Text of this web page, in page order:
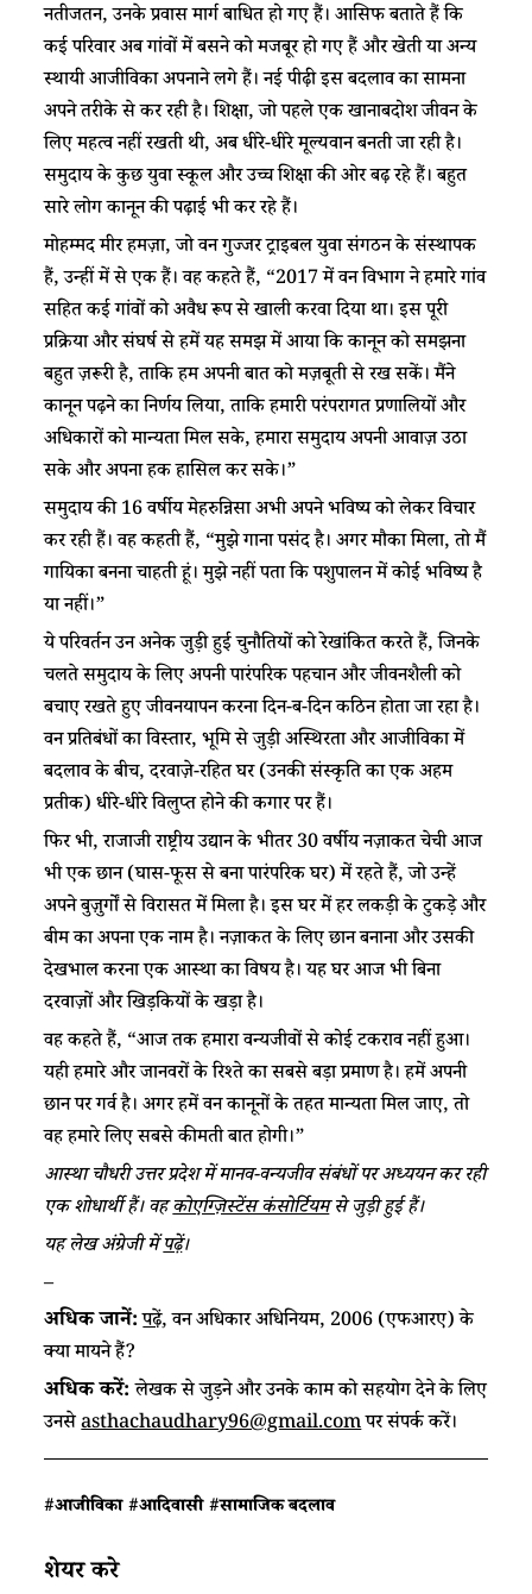
नतीजतन, उनके प्रवास मार्ग बाधित हो गए हैं। आसिफ बताते हैं कि
कई परिवार अब गांवों में बसने को मजबूर हो गए हैं और खेती या अन्य
स्थायी आजीविका अपनाने लगे हैं। नई पीढ़ी इस बदलाव का सामना
अपने तरीके से कर रही है। शिक्षा, जो पहले एक खानाबदोश जीवन के
लिए महत्व नहीं रखती थी, अब धीरे-धीरे मूल्यवान बनती जा रही है।
समुदाय के कुछ युवा स्कूल और उच्च शिक्षा की ओर बढ़ रहे हैं। बहुत
सारे लोग कानून की पढ़ाई भी कर रहे हैं।
मोहम्मद मीर हमज़ा, जो वन गुज्जर ट्राइबल युवा संगठन के संस्थापक
हैं, उन्हीं में से एक हैं। वह कहते हैं, “2017 में वन विभाग ने हमारे गांव
सहित कई गांवों को अवैध रूप से खाली करवा दिया था। इस पूरी
प्रक्रिया और संघर्ष से हमें यह समझ में आया कि कानून को समझना
बहुत ज़रूरी है, ताकि हम अपनी बात को मज़बूती से रख सकें। मैंने
कानून पढ़ने का निर्णय लिया, ताकि हमारी परंपरागत प्रणालियों और
अधिकारों को मान्यता मिल सके, हमारा समुदाय अपनी आवाज़ उठा
सके और अपना हक हासिल कर सके।”
समुदाय की 16 वर्षीय मेहरुन्निसा अभी अपने भविष्य को लेकर विचार
कर रही हैं। वह कहती हैं, “मुझे गाना पसंद है। अगर मौका मिला, तो मैं
गायिका बनना चाहती हूं। मुझे नहीं पता कि पशुपालन में कोई भविष्य है
या नहीं।”
ये परिवर्तन उन अनेक जुड़ी हुई चुनौतियों को रेखांकित करते हैं, जिनके
चलते समुदाय के लिए अपनी पारंपरिक पहचान और जीवनशैली को
बचाए रखते हुए जीवनयापन करना दिन-ब-दिन कठिन होता जा रहा है।
वन प्रतिबंधों का विस्तार, भूमि से जुड़ी अस्थिरता और आजीविका में
बदलाव के बीच, दरवाज़े-रहित घर (उनकी संस्कृति का एक अहम
प्रतीक) धीरे-धीरे विलुप्त होने की कगार पर हैं।
फिर भी, राजाजी राष्ट्रीय उद्यान के भीतर 30 वर्षीय नज़ाकत चेची आज
भी एक छान (घास-फूस से बना पारंपरिक घर) में रहते हैं, जो उन्हें
अपने बुज़ुर्गों से विरासत में मिला है। इस घर में हर लकड़ी के टुकड़े और
बीम का अपना एक नाम है। नज़ाकत के लिए छान बनाना और उसकी
देखभाल करना एक आस्था का विषय है। यह घर आज भी बिना
दरवाज़ों और खिड़कियों के खड़ा है।
वह कहते हैं, “आज तक हमारा वन्यजीवों से कोई टकराव नहीं हुआ।
यही हमारे और जानवरों के रिश्ते का सबसे बड़ा प्रमाण है। हमें अपनी
छान पर गर्व है। अगर हमें वन कानूनों के तहत मान्यता मिल जाए, तो
वह हमारे लिए सबसे कीमती बात होगी।”
आस्था चौधरी उत्तर प्रदेश में मानव-वन्यजीव संबंधों पर अध्ययन कर रही
एक शोधार्थी हैं। वहकोएग्ज़िस्टेंस कंसोर्टियमसे जुड़ी हुई हैं।
यह लेख अंग्रेजी मेंपढ़ें।
–
अधिक जानें: पढ़ें, वन अधिकार अधिनियम, 2006 (एफआरए) के
क्या मायने हैं?
अधिक करें:लेखक से जुड़ने और उनके काम को सहयोग देने के लिए
उनसेasthachaudhary96@gmail.comपर संपर्क करें।​
#आजीविका #आदिवासी #सामाजिक बदलाव
शेयर करे